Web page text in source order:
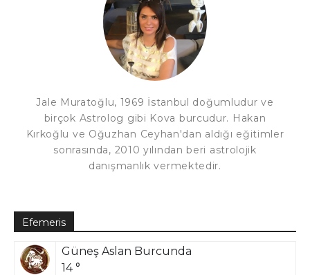
Jale Muratoğlu, 1969 İstanbul doğumludur ve
birçok Astrolog gibi Kova burcudur. Hakan
Kırkoğlu ve Oğuzhan Ceyhan'dan aldığı eğitimler
sonrasında, 2010 yılından beri astrolojik
danışmanlık vermektedir.
Efemeris
Güneş Aslan Burcunda
14 °